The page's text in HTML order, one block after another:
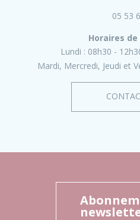
05 53
Horaires
Lundi : 08h30 -
Mardi, Mercredi, Jeudi et